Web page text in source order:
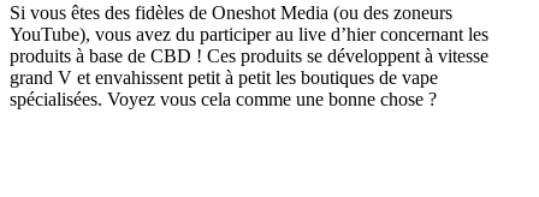
Si vous êtes des fidèles de Oneshot Media (ou des zoneurs
YouTube), vous avez du participer au live d’hier concernant les
produits à base de CBD ! Ces produits se développent à vitesse
grand V et envahissent petit à petit les boutiques de vape
spécialisées. Voyez vous cela comme une bonne chose ?